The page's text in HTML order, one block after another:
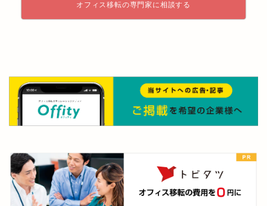
オフィス移転の専門家に相談する